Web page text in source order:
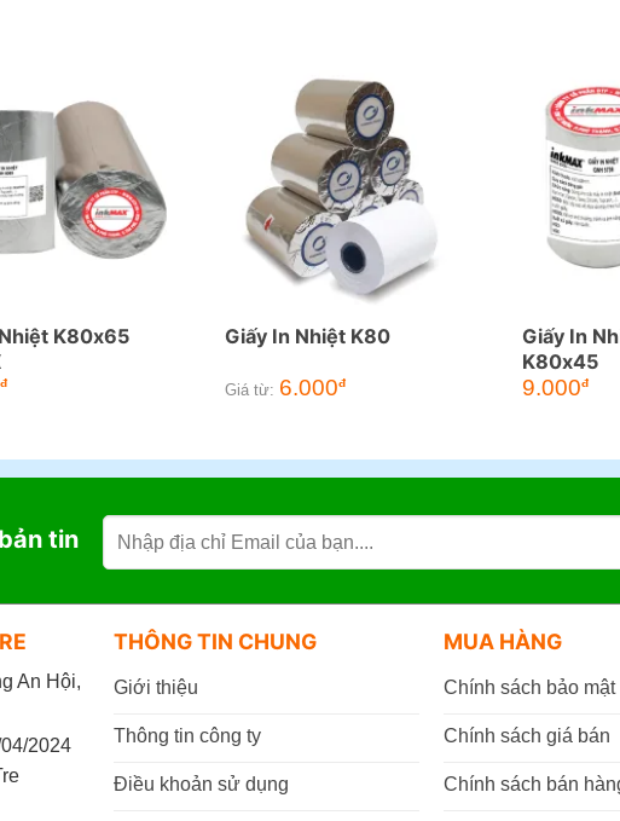
K80x65
đ
Giấy In Nhiệt K80
Giá từ: 6.000đ
Giấy In
K80x45
9.000đ
tin
An Hội,
2024
THÔNG TIN CHUNG
Giới thiệu
Thông tin công ty
Điều khoản sử dụng
MUA HÀNG
Chính sách bảo mật
Chính sách giá bán
Chính sách bán